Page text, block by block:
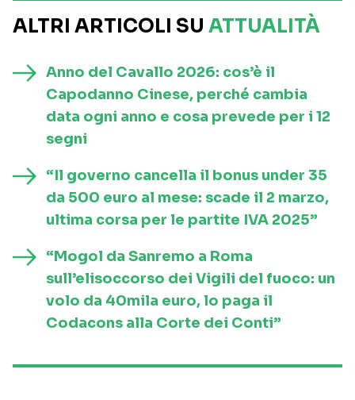
ALTRI ARTICOLI SU ATTUALITÀ
Anno del Cavallo 2026: cos’è il
Capodanno Cinese, perché cambia
data ogni anno e cosa prevede per i 12
segni
“Il governo cancella il bonus under 35
da 500 euro al mese: scade il 2 marzo,
ultima corsa per le partite IVA 2025”
“Mogol da Sanremo a Roma
sull’elisoccorso dei Vigili del fuoco: un
volo da 40mila euro, lo paga il
Codacons alla Corte dei Conti”